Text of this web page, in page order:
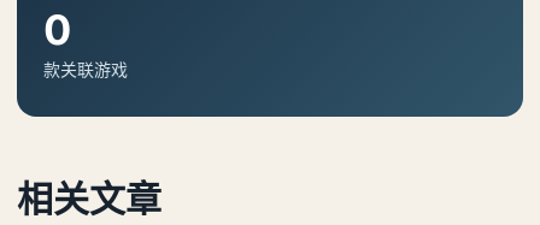
0
款关联游戏
相关文章